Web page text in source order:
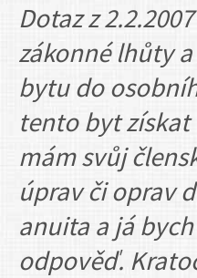
Dotaz z
zákonné lhůty
bytu do
tento byt získat
mám svůj
úprav či oprav
anuita a já
odpověď.